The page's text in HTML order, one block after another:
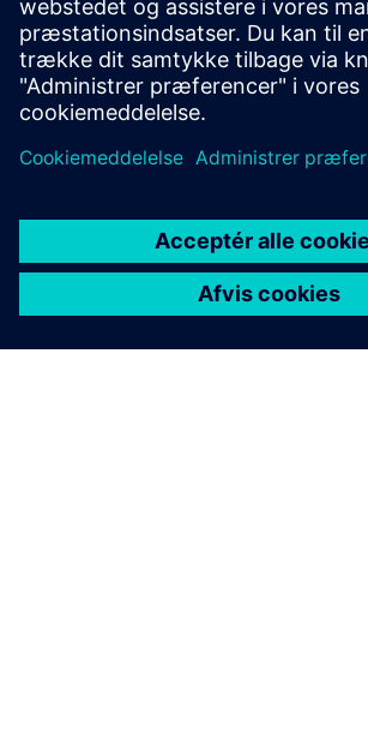
Din karriere hos Siemens
Udforsk